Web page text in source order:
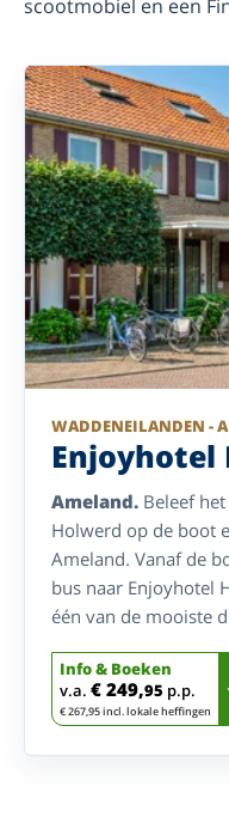
scootmobiel en een
WADDENEILANDEN -
Enjoyhotel
Ameland. Beleef
Holwerd op de boot
Ameland. Vanaf de
bus naar Enjoyhotel
één van de mooiste
Info & Boeken
v.a. € 249,95 p.p.
€ 267,95 incl. lokale heffingen